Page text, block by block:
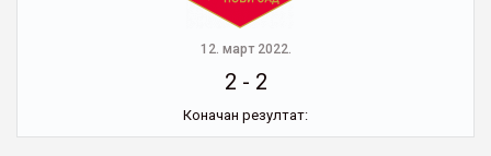
12. март 2022.
2 - 2
Коначан резултат: